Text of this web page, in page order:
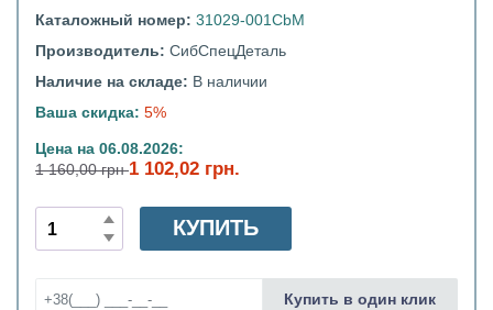
Каталожный номер: 31029-001CbM
Производитель: СибСпецДеталь
Наличие на складе: В наличии
Ваша скидка: 5%
Цена на 06.08.2026:
1 160,00 грн1 102,02 грн.
КУПИТЬ
Купить в один клик